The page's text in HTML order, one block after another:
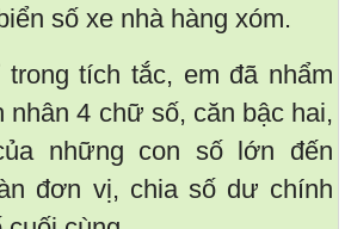
số xe nhà hàng xóm.
tích tắc, em đã nhẩm
nhân 4 chữ số, căn bậc hai,
những con số lớn đến
đơn vị, chia số dư chính